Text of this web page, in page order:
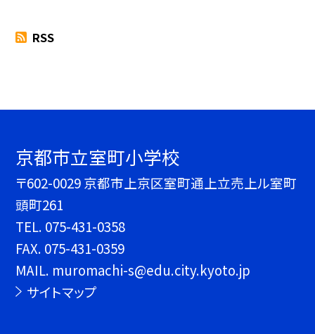
RSS
京都市立室町小学校
〒602-0029 京都市上京区室町通上立売上ル室町
頭町261
TEL. 075-431-0358
FAX. 075-431-0359
MAIL. muromachi-s@edu.city.kyoto.jp
サイトマップ